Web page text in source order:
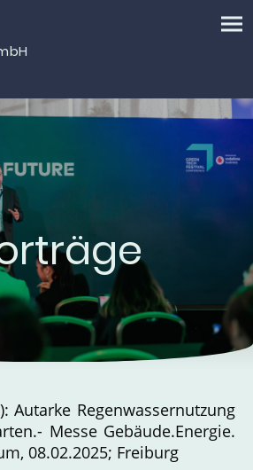
Autarke Regenwassernutzung
Messe Gebäude.Energie.
08.02.2025; Freiburg